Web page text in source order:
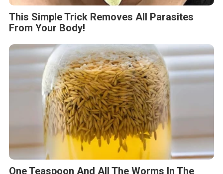
This Simple Trick Removes All Parasites
From Your Body!
One Teaspoon And All The Worms In The